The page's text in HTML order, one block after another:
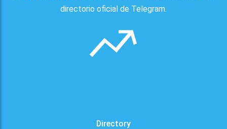
directorio oficial de Telegram.
Directory